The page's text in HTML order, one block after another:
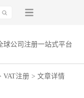
球公司注册一站式平台
VAT注册 > 文章详情